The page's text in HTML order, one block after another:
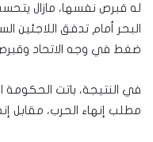
له قبرص نفسها، مازال
البحر أمام تدفق اللاجئين
ضغط في وجه الاتحاد
في النتيجة، باتت
مطلب إنهاء الحرب، مقابل